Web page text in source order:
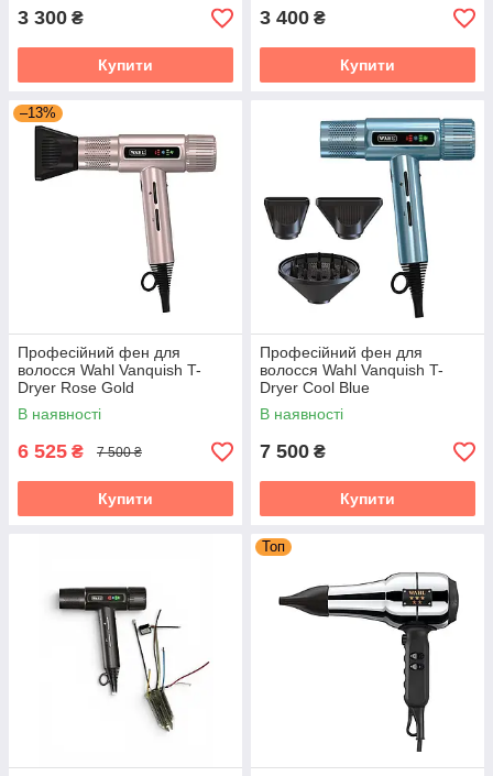
3 300 ₴
Купити
3 400 ₴
Купити
–13%
Професійний фен для
волосся Wahl Vanquish T-
Dryer Rose Gold
В наявності
6 525 ₴ 7 500 ₴
Купити
Професійний фен для
волосся Wahl Vanquish T-
Dryer Cool Blue
В наявності
7 500 ₴
Купити
Топ